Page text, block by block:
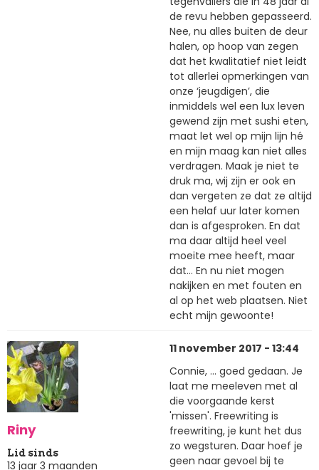
de revu hebben gepasseerd.
Nee, nu alles buiten de deur
halen, op hoop van zegen
dat het kwalitatief niet leidt
tot allerlei opmerkingen van
onze ‘jeugdigen’, die
inmiddels wel een lux leven
gewend zijn met sushi eten,
maat let wel op mijn lijn hé
en mijn maag kan niet alles
verdragen. Maak je niet te
druk ma, wij zijn er ook en
dan vergeten ze dat ze altijd
een helaf uur later komen
dan is afgesproken. En dat
ma daar altijd heel veel
moeite mee heeft, maar
dat… En nu niet mogen
nakijken en met fouten en
al op het web plaatsen. Niet
echt mijn gewoonte!
Riny
Lid sinds
13 jaar 3 maanden
11 november 2017 - 13:44
Connie, ... goed gedaan. Je
laat me meeleven met al
die voorgaande kerst
'missen'. Freewriting is
freewriting, je kunt het dus
zo wegsturen. Daar hoef je
geen naar gevoel bij te